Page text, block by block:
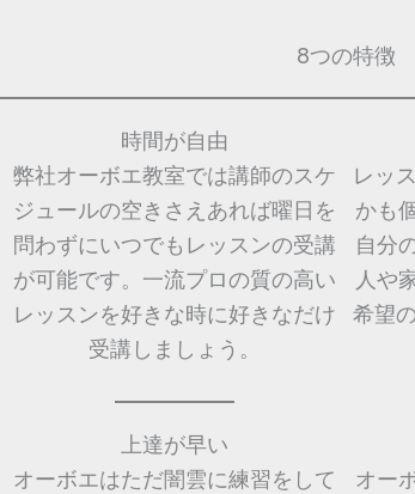
8つの特徴
時間が自由
弊社オーボエ教室では講師のスケ
ジュールの空きさえあれば曜日を
問わずにいつでもレッスンの受講
が可能です。一流プロの質の高い
レッスンを好きな時に好きなだけ
受講しましょう。
レッ
かも
自分
人や
希望
上達が早い
オーボエはただ闇雲に練習をして
オー